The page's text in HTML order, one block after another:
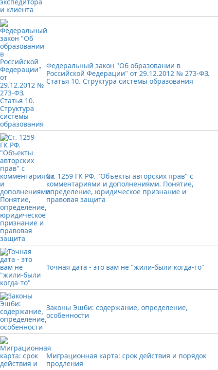
Федеральный закон "Об образовании в
Российской Федерации" от 29.12.2012 № 273-ФЗ.
Статья 10. Структура системы образования
Ст. 1259 ГК РФ. "Объекты авторских прав" с
комментариями и дополнениями. Понятие,
определение, юридическое признание и
правовая защита
Точная дата - это вам не "жили-были когда-то"
Законы Эшби: содержание, определение,
особенности
Миграционная карта: срок действия и порядок
продления